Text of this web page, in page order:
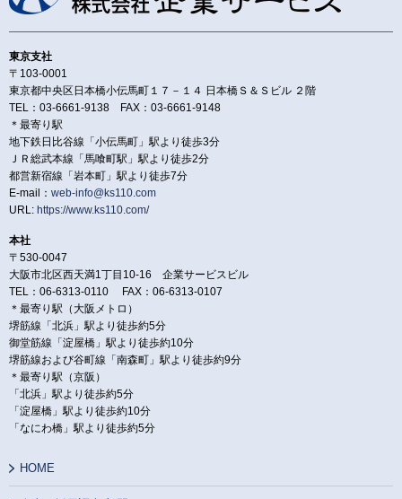
東京支社
〒103-0001
東京都中央区日本橋小伝馬町１７－１４ 日本橋Ｓ＆Ｓビル ２階
TEL：03-6661-9138 FAX：03-6661-9148
＊最寄り駅
地下鉄日比谷線「小伝馬町」駅より徒歩3分
ＪＲ総武本線「馬喰町駅」駅より徒歩2分
都営新宿線「岩本町」駅より徒歩7分
E-mail： web-info@ks110.com
URL: https://www.ks110.com/
本社
〒530-0047
大阪市北区西天満1丁目10-16 企業サービスビル
TEL：06-6313-0110 FAX：06-6313-0107
＊最寄り駅（大阪メトロ）
堺筋線「北浜」駅より徒歩約5分
御堂筋線「淀屋橋」駅より徒歩約10分
堺筋線および谷町線「南森町」駅より徒歩約9分
＊最寄り駅（京阪）
「北浜」駅より徒歩約5分
「淀屋橋」駅より徒歩約10分
「なにわ橋」駅より徒歩約5分
HOME